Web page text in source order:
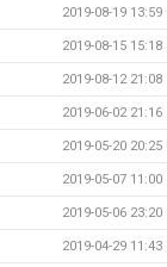
2019-08-19 13:59
2019-08-15 15:18
2019-08-12 21:08
2019-06-02 21:16
2019-05-20 20:25
2019-05-07 11:00
2019-05-06 23:20
2019-04-29 11:43